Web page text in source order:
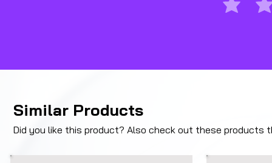
Similar Products
Did you like this product? Also check out these products